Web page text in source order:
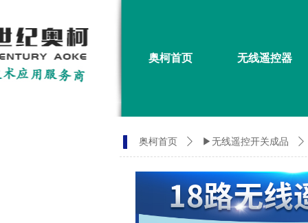
奥柯首页 无线遥控器
奥柯首页 ꄲ ▶无线遥控开关成品 ꄲ